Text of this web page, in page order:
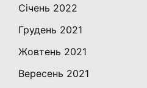
Січень 2022
Грудень 2021
Жовтень 2021
Вересень 2021